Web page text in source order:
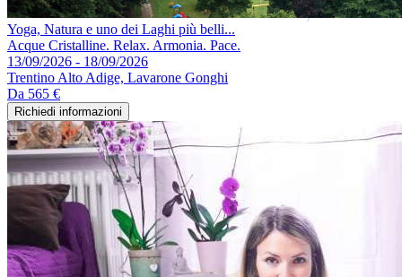
Yoga, Natura e uno dei Laghi più belli...
Acque Cristalline. Relax. Armonia. Pace.
13/09/2026 - 18/09/2026
Trentino Alto Adige, Lavarone Gonghi
Da 565 €
Richiedi informazioni